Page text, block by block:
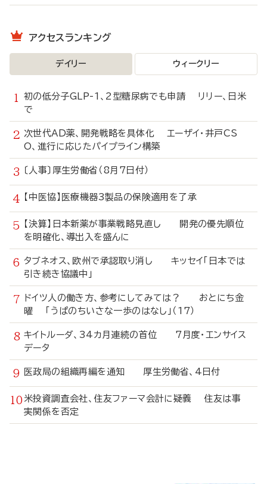
アクセスランキング
デイリー ウィークリー
初の低分子GLP-1、2型糖尿病でも申請 リリー、日米
で
次世代AD薬、開発戦略を具体化 エーザイ・井戸CS
O、進行に応じたパイプライン構築
〔人事〕厚生労働省（8月7日付）
【中医協】医療機器3製品の保険適用を了承
【決算】日本新薬が事業戦略見直し 開発の優先順位
を明確化、導出入を盛んに
タブネオス、欧州で承認取り消し キッセイ「日本では
引き続き協議中」
ドイツ人の働き方、参考にしてみては？ おとにち金
曜 「うぱのちいさな一歩のはなし」（17）
キイトルーダ、34カ月連続の首位 7月度・エンサイス
データ
医政局の組織再編を通知 厚生労働省、4日付
米投資調査会社、住友ファーマ会計に疑義 住友は事
実関係を否定